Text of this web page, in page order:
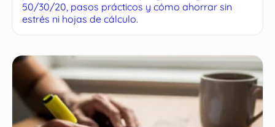
50/30/20, pasos prácticos y cómo ahorrar sin
estrés ni hojas de cálculo.